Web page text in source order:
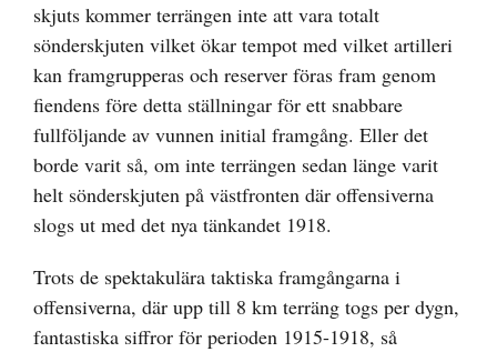
skjuts kommer terrängen inte att vara totalt
sönderskjuten vilket ökar tempot med vilket artilleri
kan framgrupperas och reserver föras fram genom
fiendens före detta ställningar för ett snabbare
fullföljande av vunnen initial framgång. Eller det
borde varit så, om inte terrängen sedan länge varit
helt sönderskjuten på västfronten där offensiverna
slogs ut med det nya tänkandet 1918.
Trots de spektakulära taktiska framgångarna i
offensiverna, där upp till 8 km terräng togs per dygn,
fantastiska siffror för perioden 1915-1918, så